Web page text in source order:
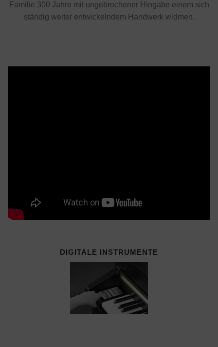
Familie 300 Jahre mit ungebrochener Hingabe einem sich
ständig weiter entwickelndem Handwerk widmen.
DIGITALE INSTRUMENTE